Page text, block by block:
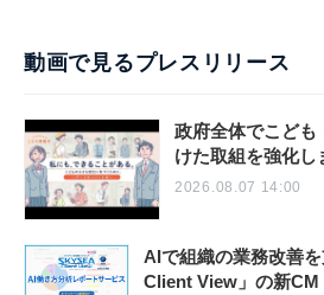
動画で見るプレスリリース
政府全体でこども
けた取組を強化し
2026.08.07 14:00
AIで組織の業務改善
Client View」の新